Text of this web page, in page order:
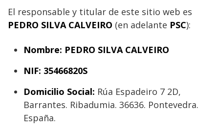
El responsable y titular de este sitio web es
PEDRO SILVA CALVEIRO (en adelante PSC):
Nombre: PEDRO SILVA CALVEIRO
NIF: 35466820S
Domicilio Social: Rúa Espadeiro 7 2D,
Barrantes. Ribadumia. 36636. Pontevedra.
España.